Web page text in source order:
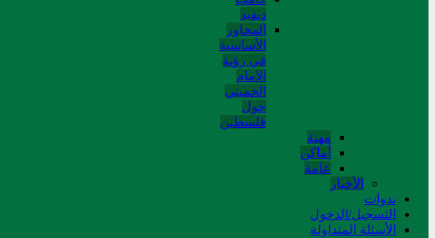
دیفید
المحاور
الأساسية
في رؤية
الإمام
الخميني
حول
فلسطین
مهنة
أماکن
عامة
الأخبار
ندوات
التسجیل/الدخول
الأسئلة المتداولة